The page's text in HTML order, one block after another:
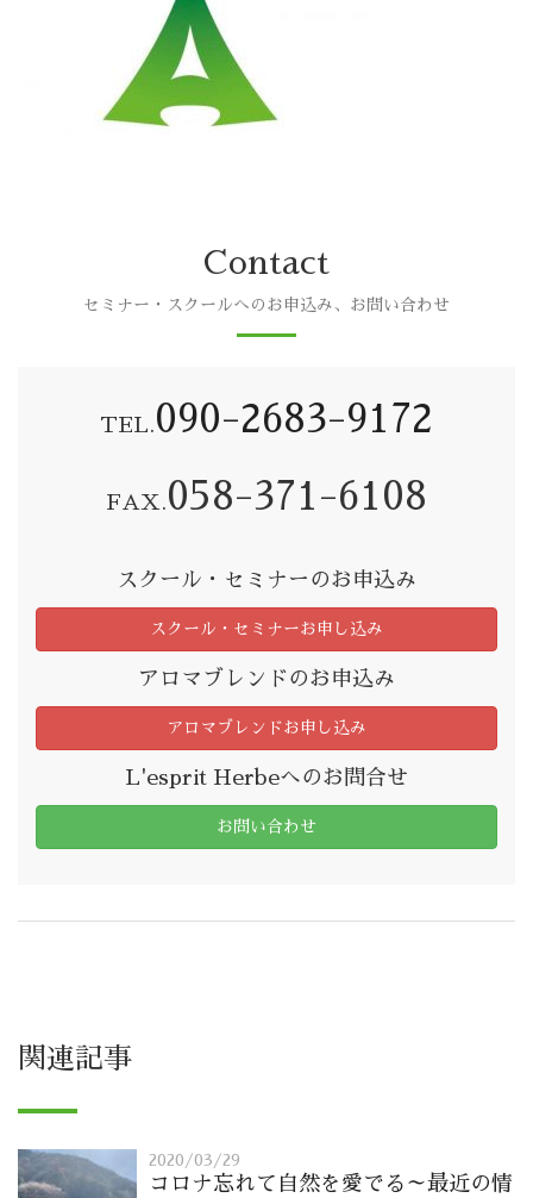
Contact
セミナー・スクールへのお申込み、お問い合わせ
TEL. 090-2683-9172
FAX. 058-371-6108
スクール・セミナーのお申込み
スクール・セミナーお申し込み
アロマブレンドのお申込み
アロマブレンドお申し込み
L'esprit Herbeへのお問合せ
お問い合わせ
関連記事
2020/03/29
コロナ忘れて自然を愛でる～最近の情